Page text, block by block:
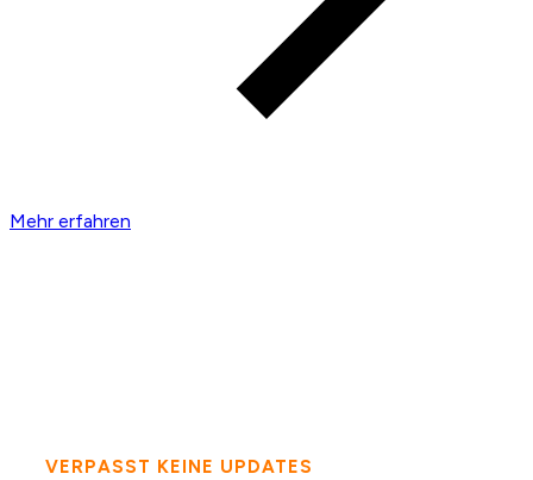
Mehr erfahren
VERPASST KEINE UPDATES